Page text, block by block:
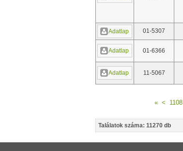
Adatlap 01-5307
Adatlap 01-6366
Adatlap 11-5067
« < 1108
Találatok száma: 11270 db